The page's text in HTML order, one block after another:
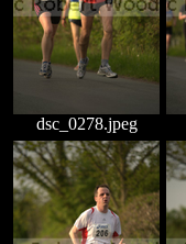
dsc_0278.jpeg